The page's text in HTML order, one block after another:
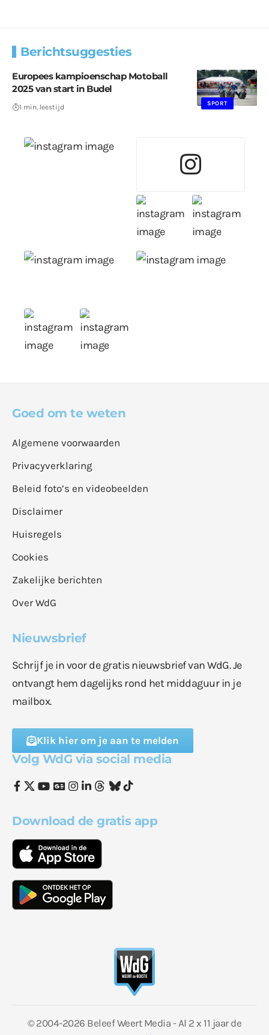
Berichtsuggesties
SPORT
Europees kampioenschap Motoball
2025 van start in Budel
1 min. leestijd
Goed om te weten
Algemene voorwaarden
Privacyverklaring
Beleid foto’s en videobeelden
Disclaimer
Huisregels
Cookies
Zakelijke berichten
Over WdG
Nieuwsbrief
Schrijf je in voor de gratis nieuwsbrief van WdG. Je
ontvangt hem dagelijks rond het middaguur in je
mailbox.
Klik hier om je aan te melden
Volg WdG via social media
Download de gratis app
© 2004-2026 Beleef Weert Media - Al 2 x 11 jaar de